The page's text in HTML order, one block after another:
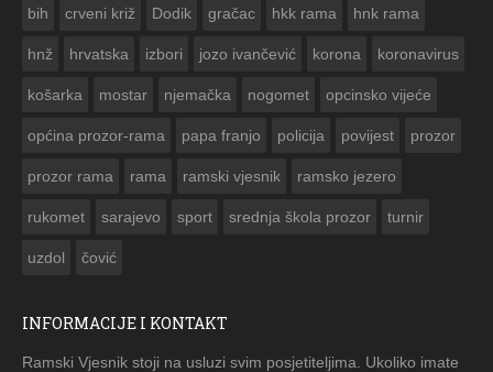
bih crveni križ Dodik gračac hkk rama hnk rama
hnž hrvatska izbori jozo ivančević korona koronavirus
košarka mostar njemačka nogomet opcinsko vijeće
općina prozor-rama papa franjo policija povijest prozor
prozor rama rama ramski vjesnik ramsko jezero
rukomet sarajevo sport srednja škola prozor turnir
uzdol čović
INFORMACIJE I KONTAKT
Ramski Vjesnik stoji na usluzi svim posjetiteljima. Ukoliko imate